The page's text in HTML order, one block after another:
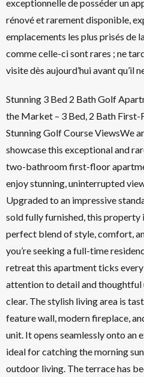
exceptionnelle de posséder un
rénové et rarement disponible,
emplacements les plus prisés de
comme celle-ci sont rares ; ne
visite dès aujourd’hui avant qu’il
Stunning 3 Bed 2 Bath Golf
the Market – 3 Bed, 2 Bath
Stunning Golf Course ViewsWe
showcase this exceptional and
two-bathroom first-floor
enjoy stunning, uninterrupted
Upgraded to an impressive
sold fully furnished, this property
perfect blend of style, comfort,
you’re seeking a full-time
retreat this apartment ticks
attention to detail and thoughtful
clear. The stylish living area is
feature wall, modern fireplace,
unit. It opens seamlessly onto an
ideal for catching the morning
outdoor living. The terrace has